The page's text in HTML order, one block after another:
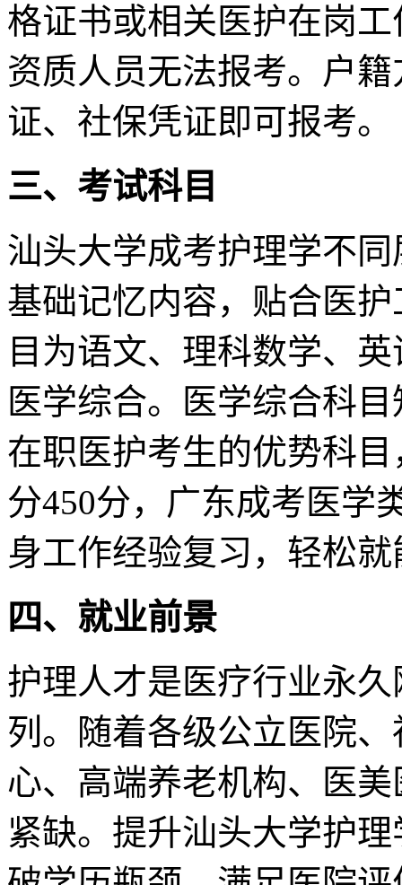
格证书或相关医护在岗
资质人员无法报考。户
证、社保凭证即可报考。
三、考试科目
汕头大学成考护理学不
基础记忆内容，贴合医
目为语文、理科数学、
医学综合。医学综合科
在职医护考生的优势科
分450分，广东成考医学
身工作经验复习，轻松
四、就业前景
护理人才是医疗行业永
列。随着各级公立医院
心、高端养老机构、医
紧缺。提升汕头大学护